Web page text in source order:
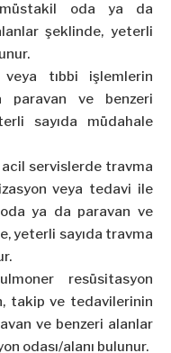
müstakil oda ya da
şeklinde, yeterli
tıbbi işlemlerin
paravan ve benzeri
sayıda müdahale
acil servislerde travma
veya tedavi ile
oda ya da paravan ve
yeterli sayıda travma
resüsitasyon
takip ve tedavilerinin
ve benzeri alanlar
odası/alanı bulunur.